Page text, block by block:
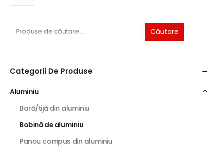
Căutare
Categorii De Produse
Aluminiu
Bară/tijă din aluminiu
Bobină de aluminiu
Panou compus din aluminiu